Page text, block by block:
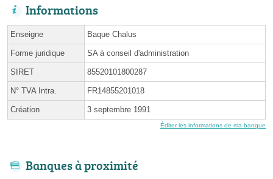
Informations
Enseigne Baque Chalus
Forme juridique SA à conseil d'administration
SIRET 85520101800287
N° TVA Intra. FR14855201018
Création 3 septembre 1991
Éditer les informations de ma banque
Banques à proximité